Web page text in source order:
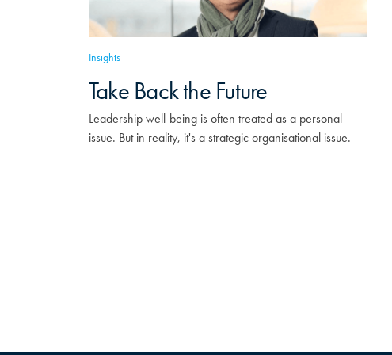
Insights
Take Back the Future
Leadership well-being is often treated as a personal
issue. But in reality, it's a strategic organisational issue.